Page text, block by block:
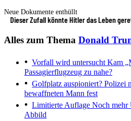
Neue Dokumente enthüllt
Dieser Zufall könnte Hitler das Leben
Alles zum Thema Donald
Vorfall wird untersucht Kam
Passagierflugzeug zu nahe?
Golfplatz auspioniert? Polizei
bewaffneten Mann fest
Limitierte Auflage Noch mehr
Abbild